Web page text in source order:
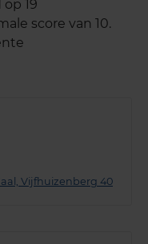
19
score van 10.
Vijfhuizenberg 40